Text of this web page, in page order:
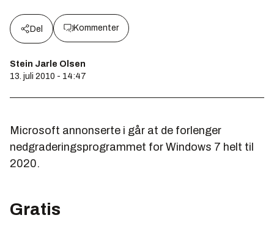
Del Kommenter
Stein Jarle Olsen
13. juli 2010 - 14:47
Microsoft annonserte i går at de forlenger
nedgraderingsprogrammet for Windows 7 helt til
2020.
Gratis